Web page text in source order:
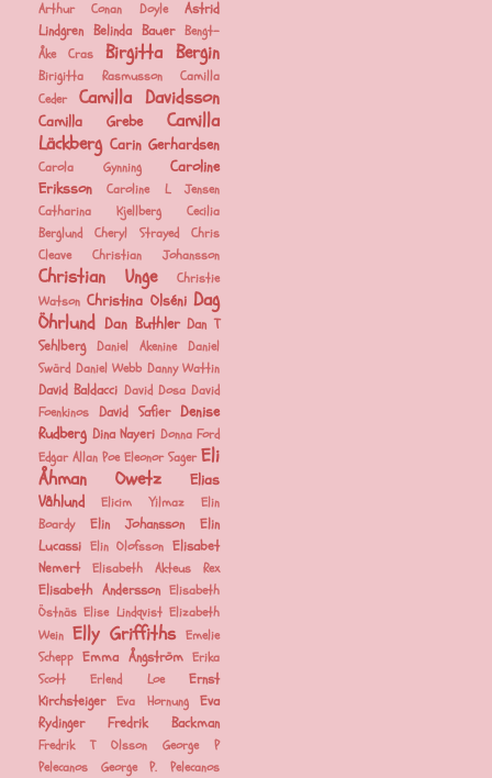
Arthur Conan Doyle
Astrid
Lindgren Belinda Bauer Bengt-
Åke Cras
Birgitta Bergin
Birigitta Rasmusson
Camilla
Ceder
Camilla Davidsson
Camilla Grebe
Camilla
Läckberg Carin Gerhardsen
Carola Gynning
Caroline
Eriksson
Caroline L Jensen
Catharina Kjellberg
Cecilia
Berglund
Cheryl Strayed
Chris
Cleave
Christian Johansson
Christian Unge
Christie
Watson Christina Olséni Dag
Öhrlund Dan Buthler Dan T
Sehlberg
Daniel Akenine
Daniel
Swärd Daniel Webb Danny Wattin
David Baldacci David Dosa David
Foenkinos David Safier Denise
Rudberg Dina Nayeri Donna Ford
Edgar Allan Poe Eleonor Sager Eli
Åhman Owetz
Elias
Våhlund
Elicim Yilmaz
Elin
Boardy
Elin Johansson
Elin
Lucassi Elin Olofsson Elisabet
Nemert
Elisabeth Akteus Rex
Elisabeth Andersson Elisabeth
Östnäs Elise Lindqvist Elizabeth
Wein Elly Griffiths
Emelie
Schepp Emma Ångström Erika
Scott
Erlend Loe
Ernst
Kirchsteiger
Eva Hornung
Eva
Rydinger
Fredrik Backman
Fredrik T Olsson
George P
Pelecanos
George P. Pelecanos